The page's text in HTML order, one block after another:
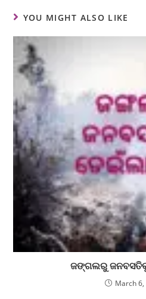
YOU MIGHT ALSO LIKE
ଜଙ୍ଗଲରୁ
March 6,